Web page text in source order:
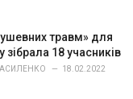
травм» для
18 учасників
18.02.2022